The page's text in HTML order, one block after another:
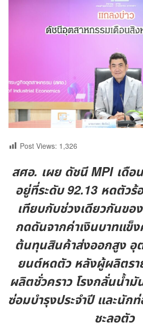
Post Views: 1,326
สศอ. เผย ดัชนี MPI เดือ
อยู่ที่ระดับ 92.13 หดตัวร้
เทียบกับช่วงเดียวกันขอ
กดดันจากค่าเงินบาทแข็
ต้นทุนสินค้าส่งออกสูง อุ
ยนต์หดตัว หลังผู้ผลิตร
ผลิตชั่วคราว โรงกลั่นน้ำ
ซ่อมบำรุงประจำปี และนัก
ชะลอตัว